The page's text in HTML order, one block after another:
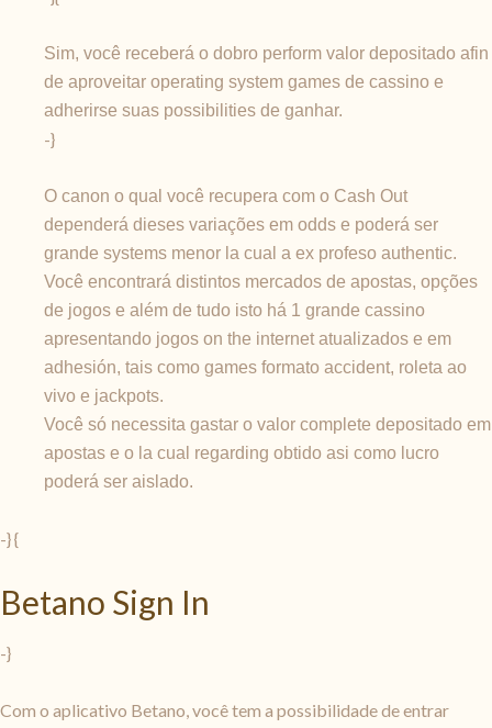
Sim, você receberá o dobro perform valor depositado afin
de aproveitar operating system games de cassino e
adherirse suas possibilities de ganhar.
-}
O canon o qual você recupera com o Cash Out
dependerá dieses variações em odds e poderá ser
grande systems menor la cual a ex profeso authentic.
Você encontrará distintos mercados de apostas, opções
de jogos e além de tudo isto há 1 grande cassino
apresentando jogos on the internet atualizados e em
adhesión, tais como games formato accident, roleta ao
vivo e jackpots.
Você só necessita gastar o valor complete depositado em
apostas e o la cual regarding obtido asi como lucro
poderá ser aislado.
-} {
Betano Sign In
-}
Com o aplicativo Betano, você tem a possibilidade de entrar